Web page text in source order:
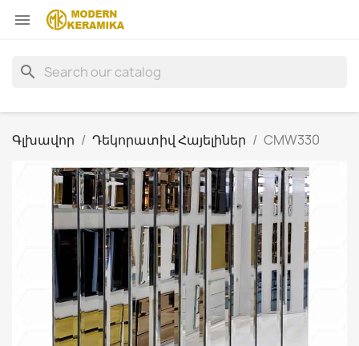

search
Գլխավոր Դեկորատիվ Հայելիներ CMW330